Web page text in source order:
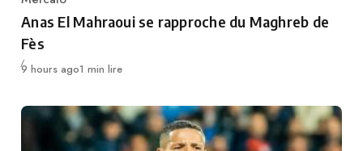
Category
Anas El Mahraoui se rapproche du Maghreb de
Fès
Publié
9 hours ago1 min lire